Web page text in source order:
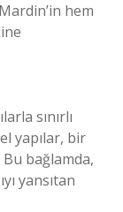
hem
sınırlı
yapılar, bir
bağlamda,
yansıtan